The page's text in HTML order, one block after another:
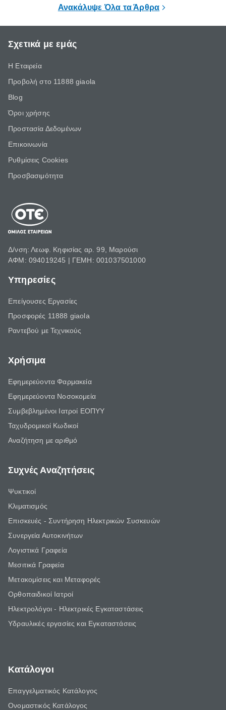
ηλεκτρολόγου είναι πιθανόν απαραίτητη.
Ανακάλυψε Όλα τα Άρθρα
Σχετικά με εμάς
Η Εταιρεία
Προβολή στο 11888 giaola
Blog
Όροι χρήσης
Προστασία Δεδομένων
Επικοινωνία
Ρυθμίσεις Cookies
Προσβασιμότητα
Δ/νση: Λεωφ. Κηφισίας αρ. 99, Μαρούσι
ΑΦΜ: 094019245 | ΓΕΜΗ: 001037501000
Υπηρεσίες
Επείγουσες Εργασίες
Προσφορές 11888 giaola
Ραντεβού με Τεχνικούς
Χρήσιμα
Εφημερεύοντα Φαρμακεία
Εφημερεύοντα Νοσοκομεία
Συμβεβλημένοι Ιατροί ΕΟΠΥΥ
Ταχυδρομικοί Κωδικοί
Αναζήτηση με αριθμό
Συχνές Αναζητήσεις
Ψυκτικοί
Κλιματισμός
Επισκευές - Συντήρηση Ηλεκτρικών Συσκευών
Συνεργεία Αυτοκινήτων
Λογιστικά Γραφεία
Μεσιτικά Γραφεία
Μετακομίσεις και Μεταφορές
Ορθοπαιδικοί Ιατροί
Ηλεκτρολόγοι - Ηλεκτρικές Εγκαταστάσεις
Υδραυλικές εργασίες και Εγκαταστάσεις
Κατάλογοι
Επαγγελματικός Κατάλογος
Ονομαστικός Κατάλογος